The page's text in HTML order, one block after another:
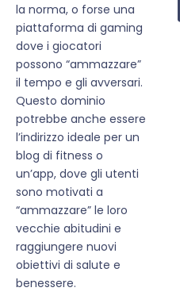
la norma, o forse una
piattaforma di gaming
dove i giocatori
possono “ammazzare”
il tempo e gli avversari.
Questo dominio
potrebbe anche essere
l’indirizzo ideale per un
blog di fitness o
un’app, dove gli utenti
sono motivati a
“ammazzare” le loro
vecchie abitudini e
raggiungere nuovi
obiettivi di salute e
benessere.